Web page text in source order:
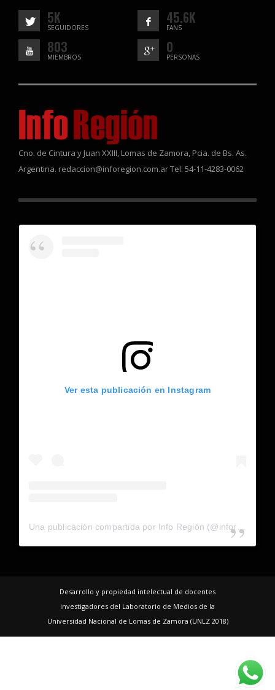
5K
SEGUIDORES
45.6K
FANS
803
MIEMBROS
0
PERSONAS
Cno. de Cintura y Juan XXIII, Lomas de Zamora, Pcia. de Bs. As.
Argentina. redaccion@inforegion.com.ar Tel: 54-11-4283-0062
Ver esta publicación en Instagram
Una publicación compartida por Info Región (@inforegion_redes)
Desarrollo y propiedad intelectual de docentes
investigadores del Laboratorio de Medios de la
Universidad Nacional de Lomas de Zamora (UNLZ 2018)